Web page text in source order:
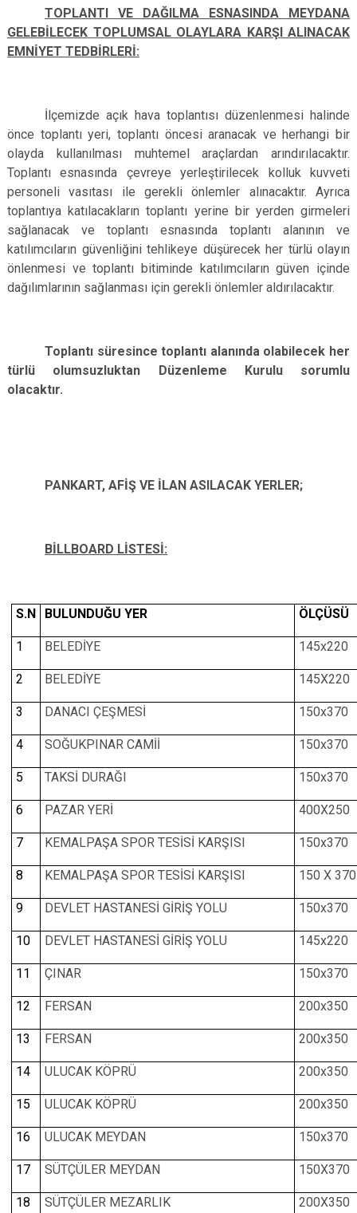
TOPLANTI VE DAĞILMA ESNASINDA MEYDANA
GELEBİLECEK TOPLUMSAL OLAYLARA KARŞI ALINACAK
EMNİYET TEDBİRLERİ:
İlçemizde açık hava toplantısı düzenlenmesi halinde
önce toplantı yeri, toplantı öncesi aranacak ve herhangi bir
olayda kullanılması muhtemel araçlardan arındırılacaktır.
Toplantı esnasında çevreye yerleştirilecek kolluk kuvveti
personeli vasıtası ile gerekli önlemler alınacaktır. Ayrıca
toplantıya katılacakların toplantı yerine bir yerden girmeleri
sağlanacak ve toplantı esnasında toplantı alanının ve
katılımcıların güvenliğini tehlikeye düşürecek her türlü olayın
önlenmesi ve toplantı bitiminde katılımcıların güven içinde
dağılımlarının sağlanması için gerekli önlemler aldırılacaktır.
Toplantı süresince toplantı alanında olabilecek her
türlü olumsuzluktan Düzenleme Kurulu sorumlu
olacaktır.
PANKART, AFİŞ VE İLAN ASILACAK YERLER;
BİLLBOARD LİSTESİ:
S.N BULUNDUĞU YER ÖLÇÜSÜ
1 BELEDİYE 145x220
2 BELEDİYE 145X220
3 DANACI ÇEŞMESİ 150x370
4 SOĞUKPINAR CAMİİ 150x370
5 TAKSİ DURAĞI 150x370
6 PAZAR YERİ 400X250
7 KEMALPAŞA SPOR TESİSİ KARŞISI 150x370
8 KEMALPAŞA SPOR TESİSİ KARŞISI 150 X 370
9 DEVLET HASTANESİ GİRİŞ YOLU 150x370
10 DEVLET HASTANESİ GİRİŞ YOLU 145x220
11 ÇINAR 150x370
12 FERSAN 200x350
13 FERSAN 200x350
14 ULUCAK KÖPRÜ 200x350
15 ULUCAK KÖPRÜ 200x350
16 ULUCAK MEYDAN 150x370
17 SÜTÇÜLER MEYDAN 150X370
18 SÜTÇÜLER MEZARLIK 200X350